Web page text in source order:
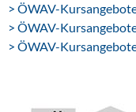
> ÖWAV-
> ÖWAV-
> ÖWAV-